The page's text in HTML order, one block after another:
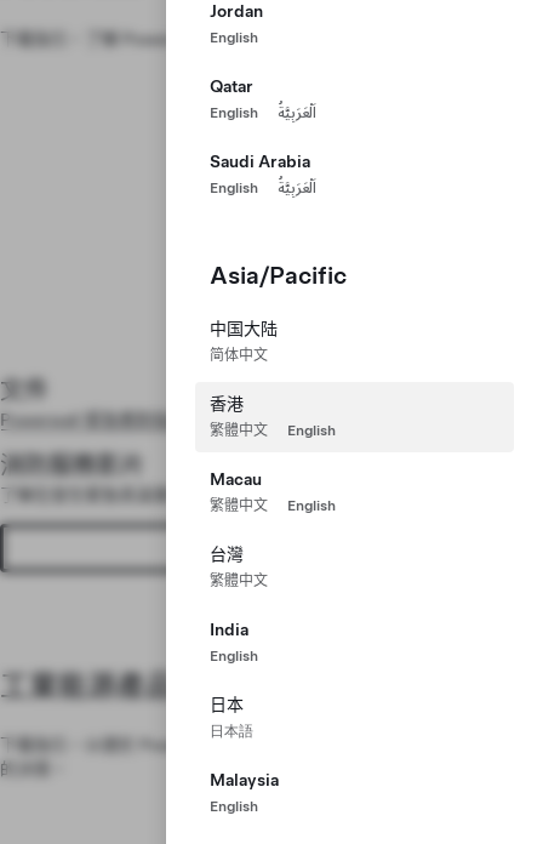
Jordan
English
Qatar
English اَلْعَرَبِيَّةُ
Saudi Arabia
English اَلْعَرَبِيَّةُ
Asia/Pacific
中国大陆
简体中文
香港
繁體中文 English
Macau
繁體中文 English
台灣
繁體中文
India
English
日本
日本語
Malaysia
English
下載指引，了解 Powerwall 的緊急應變措施及處理方法。
文件
Powerwall 緊急應對指南
消防服務影片
了解在發生緊急高溫事件時 Powerwall 的建議安全應變策略。
查看影片
工業能源產品
下載指引，以便於 Powerpack 或 Megapack 的緊急情況下作出安全有效
的決策。